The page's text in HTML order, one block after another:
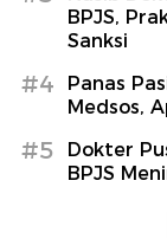
BPJS,
Sanksi
#4
Panas
Medsos,
#5
Dokter
BPJS